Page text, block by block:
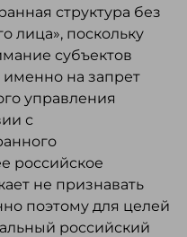
структура без
лица», поскольку
субъектов
на запрет
управления
с
российское
не признавать
поэтому для целей
российский